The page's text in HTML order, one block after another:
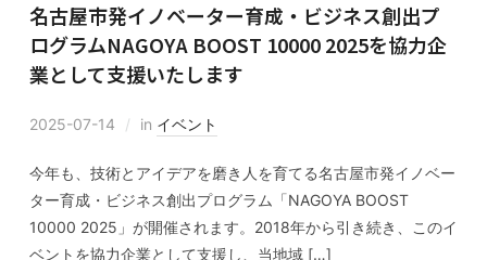
名古屋市発イノベーター育成・ビジネス創出プ
ログラムNAGOYA BOOST 10000 2025を協力企
業として支援いたします
2025-07-14 in イベント
今年も、技術とアイデアを磨き人を育てる名古屋市発イノベー
ター育成・ビジネス創出プログラム「NAGOYA BOOST
10000 2025」が開催されます。2018年から引き続き、このイ
ベントを協力企業として支援し、当地域 […]